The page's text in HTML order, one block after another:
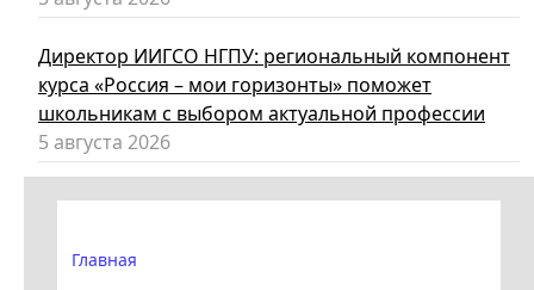
Директор ИИГСО НГПУ: региональный компонент
курса «Россия – мои горизонты» поможет
школьникам с выбором актуальной профессии
5 августа 2026
Главная